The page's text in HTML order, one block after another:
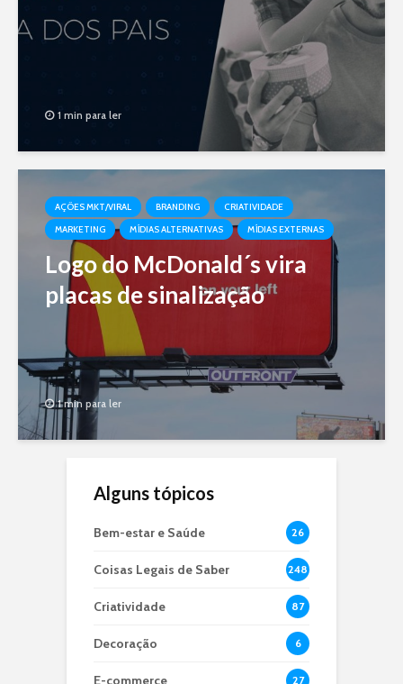
1 min para ler
AÇÕES MKT/VIRAL BRANDING
CRIATIVIDADE
MARKETING
MÍDIAS ALTERNATIVAS MÍDIAS EXTERNAS
Logo do McDonald´s vira
placas de sinalização
1 min para ler
Alguns tópicos
Bem-estar e Saúde 26
Coisas Legais de Saber 248
Criatividade 87
Decoração 6
E-commerce 27